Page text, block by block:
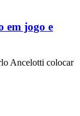
em jogo e
Ancelotti colocar